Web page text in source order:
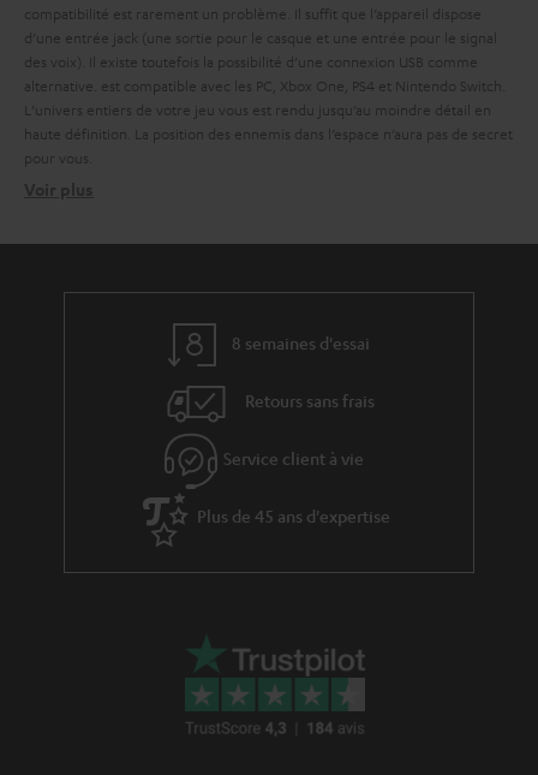
compatibilité est rarement un problème. Il suffit que l’appareil dispose
d’une entrée jack (une sortie pour le casque et une entrée pour le signal
des voix). Il existe toutefois la possibilité d’une connexion USB comme
alternative. est compatible avec les PC, Xbox One, PS4 et Nintendo Switch.
L’univers entiers de votre jeu vous est rendu jusqu’au moindre détail en
haute définition. La position des ennemis dans l’espace n’aura pas de secret
pour vous.
Soundchip de la carte mère de l’ordinateur.
Tenue confortable d’un casques audio gaming
casques audio circum-auriculaires
Connexion et réglages du microphone
Longueur du câble (ou qualité de la transmission sans fil)
Pour des conférences de qualité
8 semaines d'essai
Retours sans frais
Service client à vie
Plus de 45 ans d'expertise